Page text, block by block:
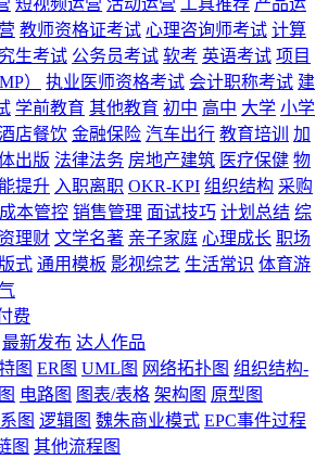
短视频运营 活动运营 工具推荐 产品运
教师资格证考试 心理咨询师考试 计算
生考试 公务员考试 软考 英语考试 项目
）
执业医师资格考试 会计职称考试 建
学前教育 其他教育 初中 高中 大学 小学
店餐饮 金融保险 汽车出行 教育培训
加
出版 法律法务 房地产建筑 医疗保健 物
提升 入职离职 OKR-KPI 组织结构 采购
成本管控 销售管理 面试技巧 计划总结 综
理财 文学名著 亲子家庭 心理成长 职场
式 通用模板 影视综艺 生活常识 体育游
费
最新发布 达人作品
图 ER图 UML图 网络拓扑图 组织结构-
电路图 图表/表格 架构图 原型图
图 逻辑图 魏朱商业模式 EPC事件过程
图 其他流程图